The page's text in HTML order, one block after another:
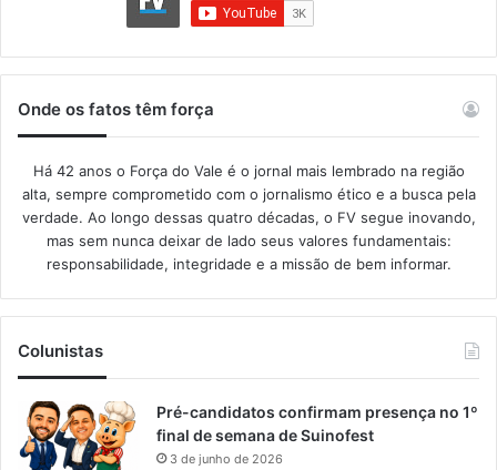
Onde os fatos têm força
Há 42 anos o Força do Vale é o jornal mais lembrado na região
alta, sempre comprometido com o jornalismo ético e a busca pela
verdade. Ao longo dessas quatro décadas, o FV segue inovando,
mas sem nunca deixar de lado seus valores fundamentais:
responsabilidade, integridade e a missão de bem informar.​
Colunistas
Pré-candidatos confirmam presença no 1º
final de semana de Suinofest
3 de junho de 2026